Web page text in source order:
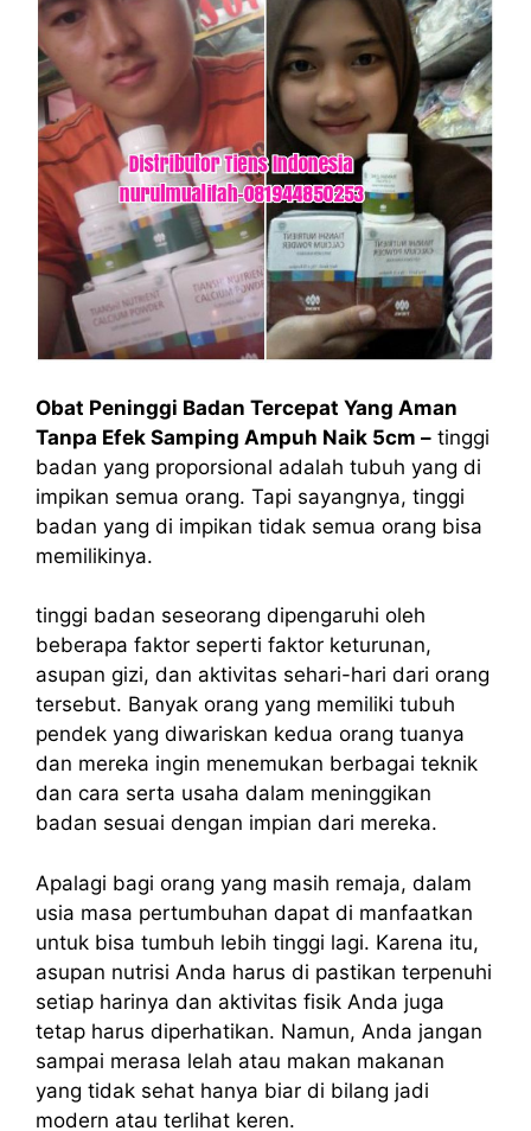
Obat Peninggi Badan Tercepat Yang Aman
Tanpa Efek Samping Ampuh Naik 5cm – tinggi
badan yang proporsional adalah tubuh yang di
impikan semua orang. Tapi sayangnya, tinggi
badan yang di impikan tidak semua orang bisa
memilikinya.
tinggi badan seseorang dipengaruhi oleh
beberapa faktor seperti faktor keturunan,
asupan gizi, dan aktivitas sehari-hari dari orang
tersebut. Banyak orang yang memiliki tubuh
pendek yang diwariskan kedua orang tuanya
dan mereka ingin menemukan berbagai teknik
dan cara serta usaha dalam meninggikan
badan sesuai dengan impian dari mereka.
Apalagi bagi orang yang masih remaja, dalam
usia masa pertumbuhan dapat di manfaatkan
untuk bisa tumbuh lebih tinggi lagi. Karena itu,
asupan nutrisi Anda harus di pastikan terpenuhi
setiap harinya dan aktivitas fisik Anda juga
tetap harus diperhatikan. Namun, Anda jangan
sampai merasa lelah atau makan makanan
yang tidak sehat hanya biar di bilang jadi
modern atau terlihat keren.